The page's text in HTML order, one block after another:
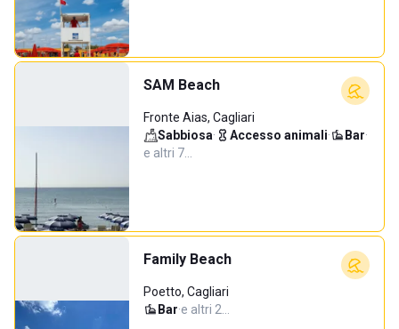
SAM Beach
Fronte Aias, Cagliari
Sabbiosa· Accesso animali· Bar·
e altri 7…
Family Beach
Poetto, Cagliari
Bar·e altri 2…